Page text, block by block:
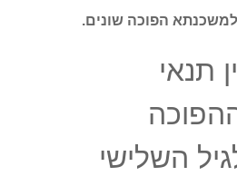
למשכנתא הפוכה שונים.
תנאי
השלישי